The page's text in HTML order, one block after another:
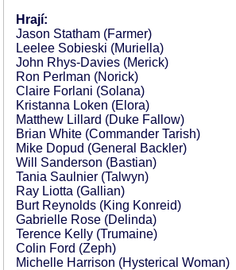
Hrají:
Jason Statham (Farmer)
Leelee Sobieski (Muriella)
John Rhys-Davies (Merick)
Ron Perlman (Norick)
Claire Forlani (Solana)
Kristanna Loken (Elora)
Matthew Lillard (Duke Fallow)
Brian White (Commander Tarish)
Mike Dopud (General Backler)
Will Sanderson (Bastian)
Tania Saulnier (Talwyn)
Ray Liotta (Gallian)
Burt Reynolds (King Konreid)
Gabrielle Rose (Delinda)
Terence Kelly (Trumaine)
Colin Ford (Zeph)
Michelle Harrison (Hysterical Woman)